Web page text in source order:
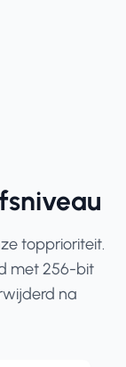
topprioriteit.
met 256-bit
na